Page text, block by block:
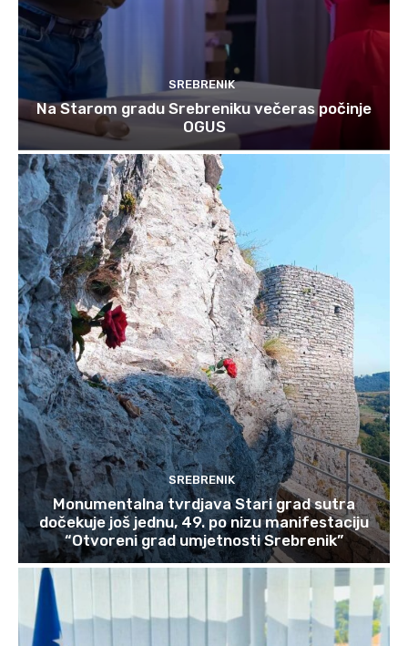
SREBRENIK
Na Starom gradu Srebreniku večeras počinje
OGUS
SREBRENIK
Monumentalna tvrdjava Stari grad sutra
dočekuje još jednu, 49. po nizu manifestaciju
“Otvoreni grad umjetnosti Srebrenik”